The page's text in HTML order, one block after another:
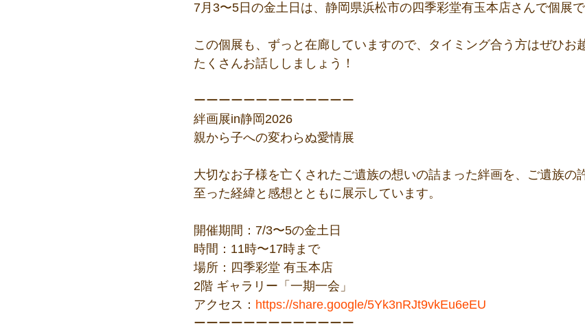
7月3〜5日の金土日は、静岡県浜松市の四季彩堂有玉本店さんで個展で
この個展も、ずっと在廊していますので、タイミング合う方はぜひお
たくさんお話ししましょう！
ーーーーーーーーーーーーー
絆画展in静岡2026
親から子への変わらぬ愛情展
大切なお子様を亡くされたご遺族の想いの詰まった絆画を、ご遺族の
至った経緯と感想とともに展示しています。
開催期間：7/3〜5の金土日
時間：11時〜17時まで
場所：四季彩堂 有玉本店
2階 ギャラリー「一期一会」
アクセス： https://share.google/5Yk3nRJt9vkEu6eEU
ーーーーーーーーーーーーー